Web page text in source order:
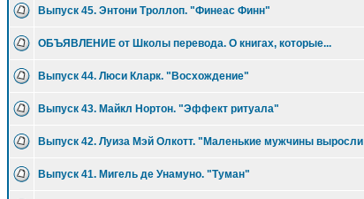
Выпуск 45. Энтони Троллоп. "Финеас Финн"
ОБЪЯВЛЕНИЕ от Школы перевода. О книгах, которые...
Выпуск 44. Люси Кларк. "Восхождение"
Выпуск 43. Майкл Нортон. "Эффект ритуала"
Выпуск 42. Луиза Мэй Олкотт. "Маленькие мужчины выросли
Выпуск 41. Мигель де Унамуно. "Туман"